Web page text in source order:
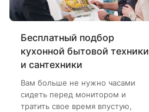
Бесплатный подбор
кухонной бытовой техники
и сантехники
Вам больше не нужно часами
сидеть перед монитором и
тратить свое время впустую,